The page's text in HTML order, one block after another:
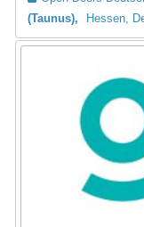
(Taunus)
Hessen,